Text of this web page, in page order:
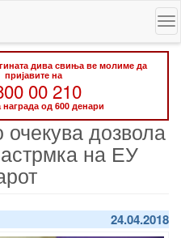
дива свиња ве молиме да
пријавите на
00 210
од 600 денари
очекува дозвола
на ЕУ
24.04.2018